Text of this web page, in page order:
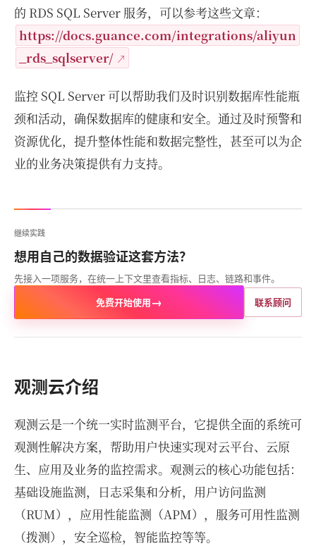
的 RDS SQL Server 服务，可以参考这些文章：
https://docs.guance.com/integrations/aliyun
_rds_sqlserver/
监控 SQL Server 可以帮助我们及时识别数据库性能瓶
颈和活动，确保数据库的健康和安全。通过及时预警和
资源优化，提升整体性能和数据完整性，甚至可以为企
业的业务决策提供有力支持。
继续实践
想用自己的数据验证这套方法？
先接入一项服务，在统一上下文里查看指标、日志、链路和事件。
免费开始使用→ 联系顾问
观测云介绍
观测云是一个统一实时监测平台，它提供全面的系统可
观测性解决方案，帮助用户快速实现对云平台、云原
生、应用及业务的监控需求。观测云的核心功能包括：
基础设施监测，日志采集和分析，用户访问监测
（RUM），应用性能监测（APM），服务可用性监测
（拨测），安全巡检，智能监控等等。